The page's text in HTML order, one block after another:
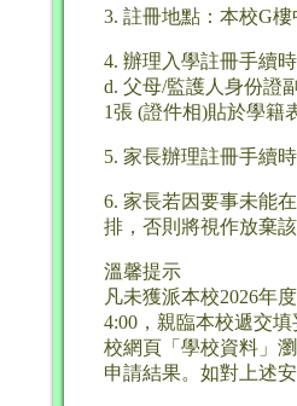
3. 註冊地點：本校G
4. 辦理入學註冊手續
d. 父母/監護人身份證
1張 (證件相)貼於學籍
5. 家長辦理註冊手續
6. 家長若因要事未能
排，否則將視作放棄
溫馨提示
凡未獲派本校2026年
4:00，親臨本校遞交
校網頁「學校資料」
申請結果。如對上述